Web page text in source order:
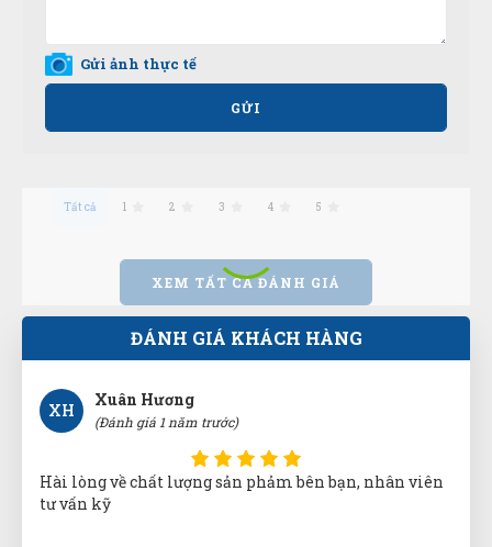
Gửi ảnh thực tế
GỬI
Tất cả 1 2 3 4 5
XEM TẤT CẢ ĐÁNH GIÁ
ĐÁNH GIÁ KHÁCH HÀNG
TL
Thạch Lê
(Đánh giá 1 năm trước)
Mọi người đến thử nhé, hàng bên đây đúng đẹp, chất
(Đánh giá 1 năm trước)
Hài lòng về chất lượng sản phảm bên bạn, nhân viên
VN
Vân Nguyễn
Nhân viên hỗ trợ nhanh, hướng dẫn tận tình, nhanh